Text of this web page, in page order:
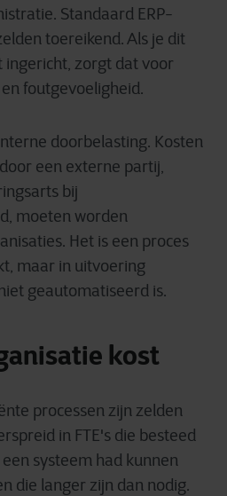
Standaard ERP-
toereikend. Als je dit
ingericht, zorgt dat voor
foutgevoeligheid.
doorbelasting. Kosten
een externe partij,
bij
moeten worden
Het is een proces
maar in uitvoering
geautomatiseerd is.
kost
processen zijn zelden
in FTE's die besteed
systeem had kunnen
die langer zijn dan nodig.